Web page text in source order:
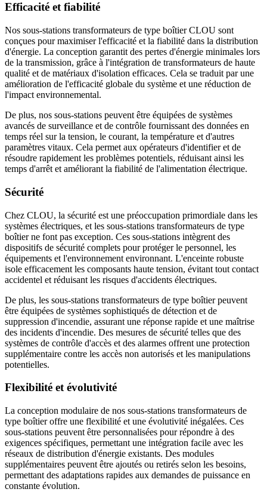
Efficacité et fiabilité
Nos sous-stations transformateurs de type boîtier CLOU sont
conçues pour maximiser l'efficacité et la fiabilité dans la distribution
d'énergie. La conception garantit des pertes d'énergie minimales lors
de la transmission, grâce à l'intégration de transformateurs de haute
qualité et de matériaux d'isolation efficaces. Cela se traduit par une
amélioration de l'efficacité globale du système et une réduction de
l'impact environnemental.
De plus, nos sous-stations peuvent être équipées de systèmes
avancés de surveillance et de contrôle fournissant des données en
temps réel sur la tension, le courant, la température et d'autres
paramètres vitaux. Cela permet aux opérateurs d'identifier et de
résoudre rapidement les problèmes potentiels, réduisant ainsi les
temps d'arrêt et améliorant la fiabilité de l'alimentation électrique.
Sécurité
Chez CLOU, la sécurité est une préoccupation primordiale dans les
systèmes électriques, et les sous-stations transformateurs de type
boîtier ne font pas exception. Ces sous-stations intègrent des
dispositifs de sécurité complets pour protéger le personnel, les
équipements et l'environnement environnant. L'enceinte robuste
isole efficacement les composants haute tension, évitant tout contact
accidentel et réduisant les risques d'accidents électriques.
De plus, les sous-stations transformateurs de type boîtier peuvent
être équipées de systèmes sophistiqués de détection et de
suppression d'incendie, assurant une réponse rapide et une maîtrise
des incidents d'incendie. Des mesures de sécurité telles que des
systèmes de contrôle d'accès et des alarmes offrent une protection
supplémentaire contre les accès non autorisés et les manipulations
potentielles.
Flexibilité et évolutivité
La conception modulaire de nos sous-stations transformateurs de
type boîtier offre une flexibilité et une évolutivité inégalées. Ces
sous-stations peuvent être personnalisées pour répondre à des
exigences spécifiques, permettant une intégration facile avec les
réseaux de distribution d'énergie existants. Des modules
supplémentaires peuvent être ajoutés ou retirés selon les besoins,
permettant des adaptations rapides aux demandes de puissance en
constante évolution.